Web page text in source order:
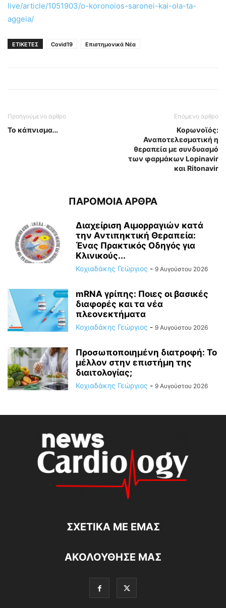
live/article/1051903/o-koronoios-saronei-kai-ola-ta-
aggeia/
ΕΤΙΚΕΤΕΣ Covid19 Επιστημονικά Νέα
Προηγούμενο άρθρο
Το κάπνισμα…
Επόμενο άρθρο
Κορωνοϊός:
Αναποτελεσματική η
θεραπεία με συνδυασμό
των φαρμάκων Lopinavir
και Ritonavir
ΠΑΡΟΜΟΙΑ ΑΡΘΡΑ
Διαχείριση Αιμορραγιών κατά
την Αντιπηκτική Θεραπεία:
Ένας Πρακτικός Οδηγός για
Κλινικούς...
Κοχιαδάκης Γεώργιος - 9 Αυγούστου 2026
mRNA γρίπης: Ποιες οι βασικές
διαφορές και τα νέα
πλεονεκτήματα
Κοχιαδάκης Γεώργιος - 9 Αυγούστου 2026
Προσωποποιημένη διατροφή: Το
μέλλον στην επιστήμη της
διαιτολογίας;
Κοχιαδάκης Γεώργιος - 9 Αυγούστου 2026
ΣΧΕΤΙΚΆ ΜΕ ΕΜΆΣ
ΑΚΟΛΟΥΘΗΣΕ ΜΑΣ